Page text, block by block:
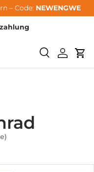
– Code: NEWENGWE
Suchen